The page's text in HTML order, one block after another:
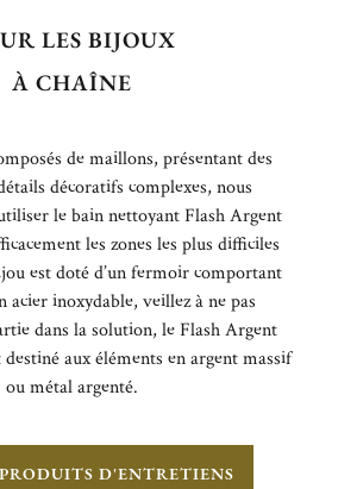
LES BIJOUX
À CHAÎNE
de maillons, présentant des
décoratifs complexes, nous
le bain nettoyant Flash Argent
les zones les plus difficiles
est doté d’un fermoir comportant
acier inoxydable, veillez à ne pas
dans la solution, le Flash Argent
aux éléments en argent massif
ou métal argenté.
D'ENTRETIENS